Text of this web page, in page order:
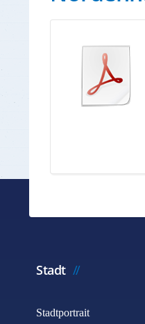
Stadt
Stadtportrait